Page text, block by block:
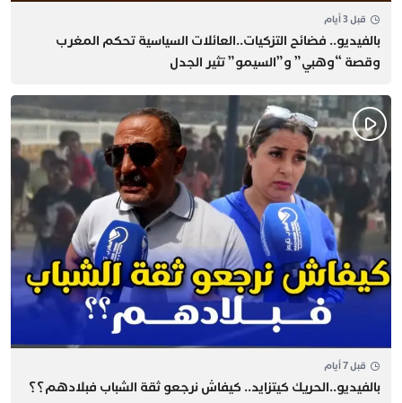
قبل 3 أيام
بالفيديو.. فضائح التزكيات..العائلات السياسية تحكم المغرب
وقصة “وهبي” و”السيمو” تثير الجدل
قبل 7 أيام
بالفيديو..الحريك كيتزايد.. كيفاش نرجعو ثقة الشباب فبلادهم؟؟